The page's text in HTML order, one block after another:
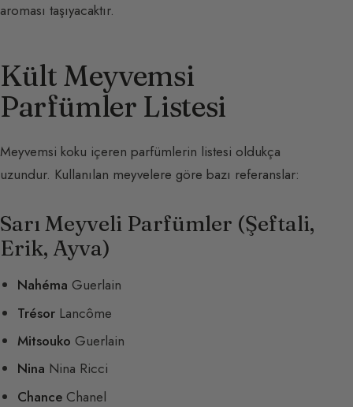
aroması taşıyacaktır.
Kült Meyvemsi
Parfümler Listesi
Meyvemsi koku içeren parfümlerin listesi oldukça
uzundur. Kullanılan meyvelere göre bazı referanslar:
Sarı Meyveli Parfümler (Şeftali,
Erik, Ayva)
Nahéma Guerlain
Trésor Lancôme
Mitsouko Guerlain
Nina Nina Ricci
Chance Chanel